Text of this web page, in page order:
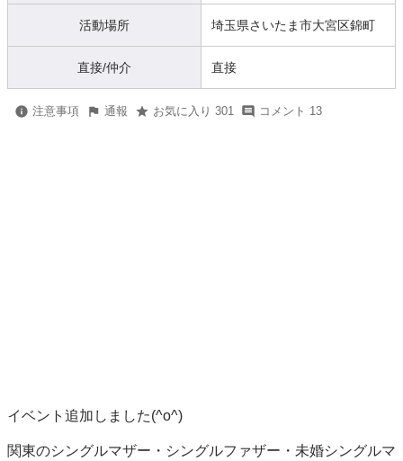
活動場所 埼玉県さいたま市大宮区錦町
直接/仲介 直接
注意事項 通報 お気に入り 301 コメント 13
イベント追加しました(^o^)
関東のシングルマザー・シングルファザー・未婚シングルマ